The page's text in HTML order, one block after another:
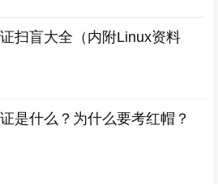
扫盲大全（内附Linux资料
是什么？为什么要考红帽？